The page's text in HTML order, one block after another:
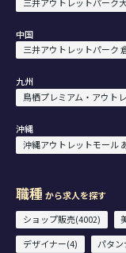
中国
三井アウトレットパーク
九州
鳥栖プレミアム・アウト
沖縄
沖縄アウトレットモール
職種 から求人を探す
ショップ販売(4002)
デザイナー(4)
パタ